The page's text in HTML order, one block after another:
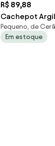
R$ 89,88
Cachepot
Pequeno, de
Em estoque